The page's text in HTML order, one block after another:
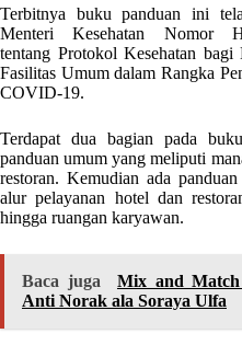
Terbitnya buku panduan ini
Menteri Kesehatan Nomor
tentang Protokol Kesehatan
Fasilitas Umum dalam Rangka
COVID-19.
Terdapat dua bagian pada
panduan umum yang meliputi
restoran. Kemudian ada
alur pelayanan hotel dan
hingga ruangan karyawan.
Baca juga
Mix and
Anti Norak ala Soraya Ulfa